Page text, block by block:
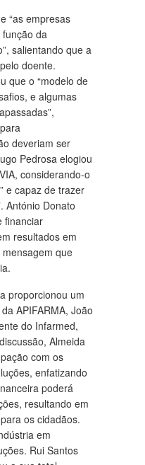
“as empresas
da
salientando que a
doente.
que o “modelo de
e algumas
deveriam ser
Pedrosa elogiou
considerando-o
e capaz de trazer
António Donato
financiar
resultados em
que
proporcionou um
APIFARMA, João
do Infarmed,
Almeida
com os
enfatizando
poderá
resultando em
os cidadãos.
em
Rui Santos